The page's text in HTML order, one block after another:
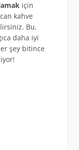
için
kahve
Bu,
daha iyi
şey bitince